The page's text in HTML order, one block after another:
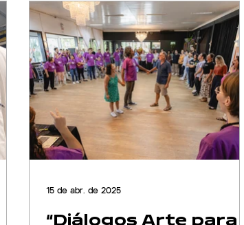
“Diálogos Arte para
15 de abr. de 2025